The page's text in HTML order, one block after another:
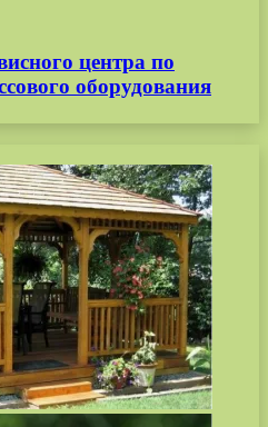
центра по
оборудования